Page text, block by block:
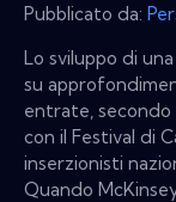
Pubblicato da:
Lo sviluppo di
su
entrate, secondo
con il Festival di
inserzionisti
Quando